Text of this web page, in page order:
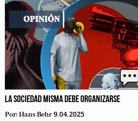
LA SOCIEDAD MISMA DEBE ORGANIZARSE
Por:Hans Behr 9.04.2025